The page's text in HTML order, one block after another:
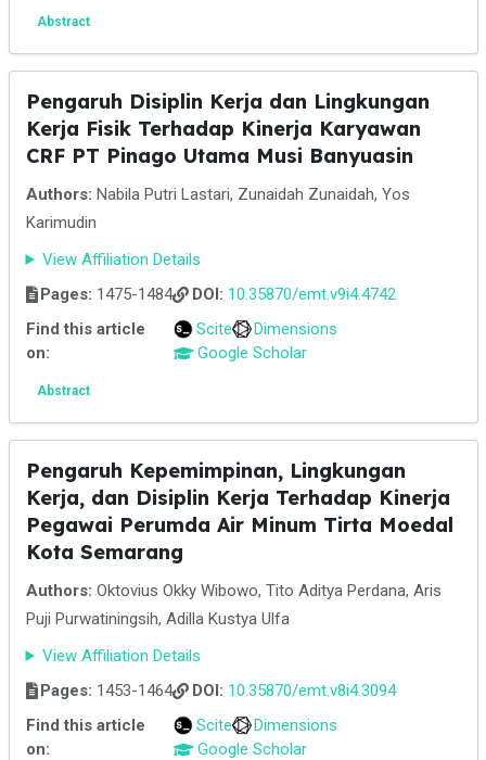
Abstract
Pengaruh Disiplin Kerja dan Lingkungan
Kerja Fisik Terhadap Kinerja Karyawan
CRF PT Pinago Utama Musi Banyuasin
Authors: Nabila Putri Lastari, Zunaidah Zunaidah, Yos
Karimudin
View Affiliation Details
Pages: 1475-1484 DOI: 10.35870/emt.v9i4.4742
Find this article
on:
Scite
Dimensions
Google Scholar
Abstract
Pengaruh Kepemimpinan, Lingkungan
Kerja, dan Disiplin Kerja Terhadap Kinerja
Pegawai Perumda Air Minum Tirta Moedal
Kota Semarang
Authors: Oktovius Okky Wibowo, Tito Aditya Perdana, Aris
Puji Purwatiningsih, Adilla Kustya Ulfa
View Affiliation Details
Pages: 1453-1464 DOI: 10.35870/emt.v8i4.3094
Find this article
on:
Scite
Dimensions
Google Scholar